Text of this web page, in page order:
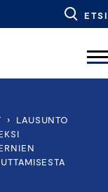
ETSI
›
LAUSUNTO